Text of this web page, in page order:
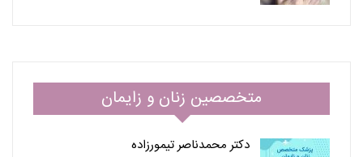
متخصصین زنان و زایمان
دکتر محمدناصر تیمورزاده